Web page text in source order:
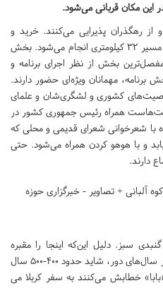
از رهگذران پذیرایی می‌کنند. خرید و
فروش گوسفند هم برای قربانی در این مسیر ۳۲ کیلومتری انجام می‌شود. بخش
بخش از نظر اجرای برنامه و
برنامه، مهمانان ویژه‌ای حضور دارند.
کشوری و لشگری‌شان و علمای
همراه رئیس جمهوری کشور در
با شعرخوانی شعرای قدیمی و محلی که
و با هوهو کردن همراه می‌شود. حتی
دارند.
سبز. دلیل این‌که اینجا را مقبره
حضرت عباس می‌دانند این است که در سال‌های دور، شاید حدود ۴۰۰-۵۰۰ سال
خطابش می‌کنند به سفر کربلا می